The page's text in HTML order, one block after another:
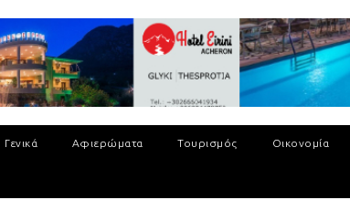
Γενικά Αφιερώματα Τουρισμός Οικονομία